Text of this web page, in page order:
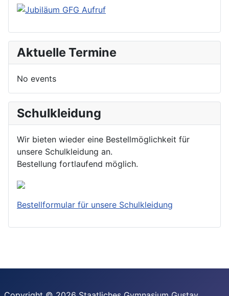
Aktuelle Termine
No events
Schulkleidung
Wir bieten wieder eine Bestellmöglichkeit für
unsere Schulkleidung an.
Bestellung fortlaufend möglich.
Bestellformular für unsere Schulkleidung